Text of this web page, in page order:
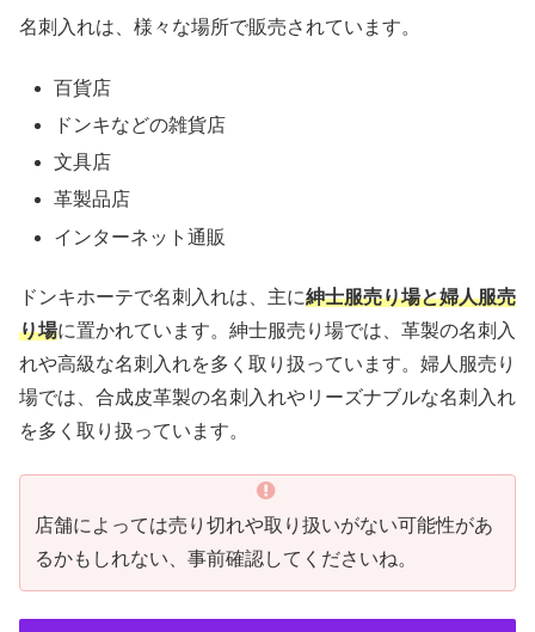
名刺入れは、様々な場所で販売されています。
百貨店
ドンキなどの雑貨店
文具店
革製品店
インターネット通販
ドンキホーテで名刺入れは、主に紳士服売り場と婦人服売
り場に置かれています。紳士服売り場では、革製の名刺入
れや高級な名刺入れを多く取り扱っています。婦人服売り
場では、合成皮革製の名刺入れやリーズナブルな名刺入れ
を多く取り扱っています。
店舗によっては売り切れや取り扱いがない可能性があ
るかもしれない、事前確認してくださいね。